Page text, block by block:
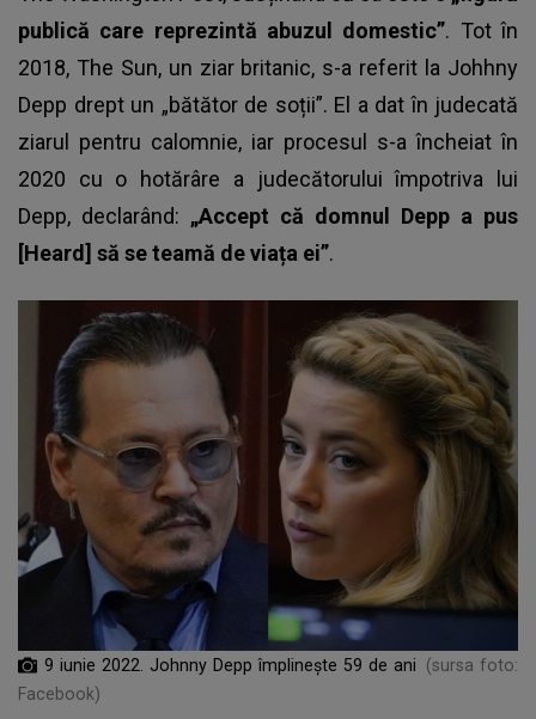
publică care reprezintă abuzul domestic”. Tot în
2018, The Sun, un ziar britanic, s-a referit la Johhny
Depp drept un „bătător de soții”. El a dat în judecată
ziarul pentru calomnie, iar procesul s-a încheiat în
2020 cu o hotărâre a judecătorului împotriva lui
Depp, declarând: „Accept că domnul Depp a pus
[Heard] să se teamă de viața ei”.
9 iunie 2022. Johnny Depp împlinește 59 de ani
(sursa foto:
Facebook)